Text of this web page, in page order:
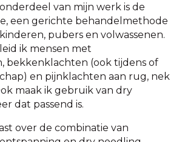
van mijn werk is de
een gerichte behandelmethode
pubers en volwassenen.
ik mensen met
bekkenklachten (ook tijdens of
en pijnklachten aan rug, nek
maak ik gebruik van dry
dat passend is.
over de combinatie van